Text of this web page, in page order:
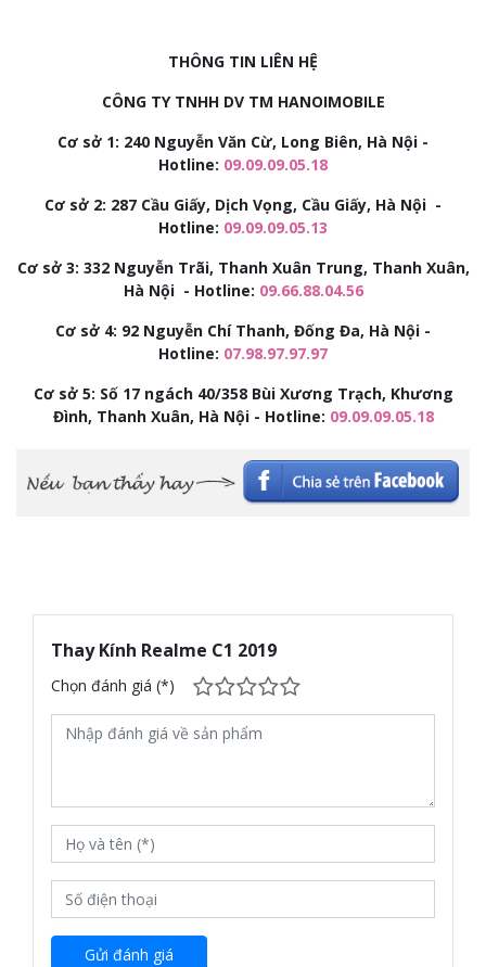
THÔNG TIN LIÊN HỆ
CÔNG TY TNHH DV TM HANOIMOBILE
Cơ sở 1: 240 Nguyễn Văn Cừ, Long Biên, Hà Nội -
Hotline: 09.09.09.05.18
Cơ sở 2: 287 Cầu Giấy, Dịch Vọng, Cầu Giấy, Hà Nội -
Hotline: 09.09.09.05.13
Cơ sở 3: 332 Nguyễn Trãi, Thanh Xuân Trung, Thanh Xuân,
Hà Nội - Hotline: 09.66.88.04.56
Cơ sở 4: 92 Nguyễn Chí Thanh, Đống Đa, Hà Nội -
Hotline: 07.98.97.97.97
Cơ sở 5: Số 17 ngách 40/358 Bùi Xương Trạch, Khương
Đình, Thanh Xuân, Hà Nội - Hotline: 09.09.09.05.18
Thay Kính Realme C1 2019
Chọn đánh giá (*)
Gửi đánh giá